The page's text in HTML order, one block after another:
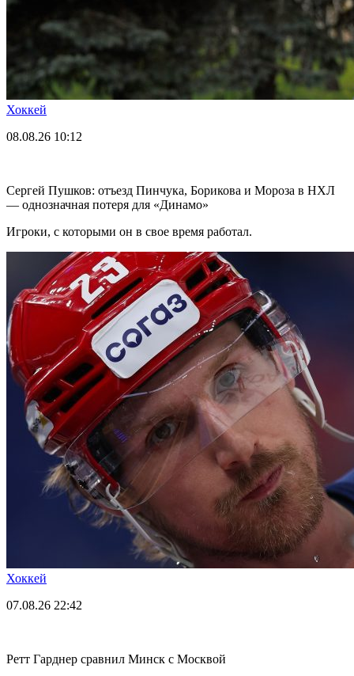
Хоккей
08.08.26 10:12
Сергей Пушков: отъезд Пинчука, Борикова и Мороза в НХЛ
— однозначная потеря для «Динамо»
Игроки, с которыми он в свое время работал.
Хоккей
07.08.26 22:42
Ретт Гарднер сравнил Минск с Москвой